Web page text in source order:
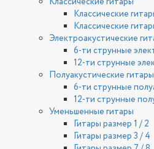
Классические
Классические
Электроакустические
6-ти струнные
12-ти струнные
Полуакустические гитары
6-ти струнные
12-ти струнные
Уменьшенные гитары
Гитары размер 1 / 2
Гитары размер 3 / 4